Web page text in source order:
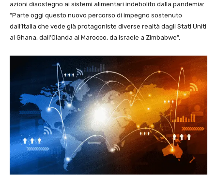
azioni disostegno ai sistemi alimentari indebolito dalla pandemia:
“Parte oggi questo nuovo percorso di impegno sostenuto
dall’Italia che vede già protagoniste diverse realtà dagli Stati Uniti
al Ghana, dall’Olanda al Marocco, da Israele a Zimbabwe”.